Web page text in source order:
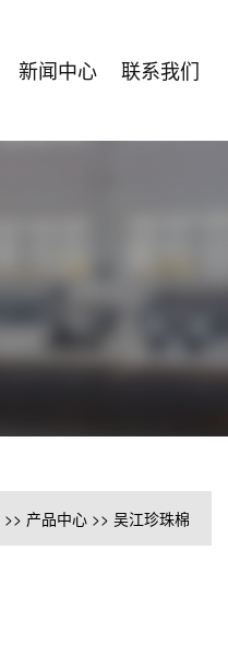
新闻中心 联系我们
>> 产品中心 >> 吴江珍珠棉